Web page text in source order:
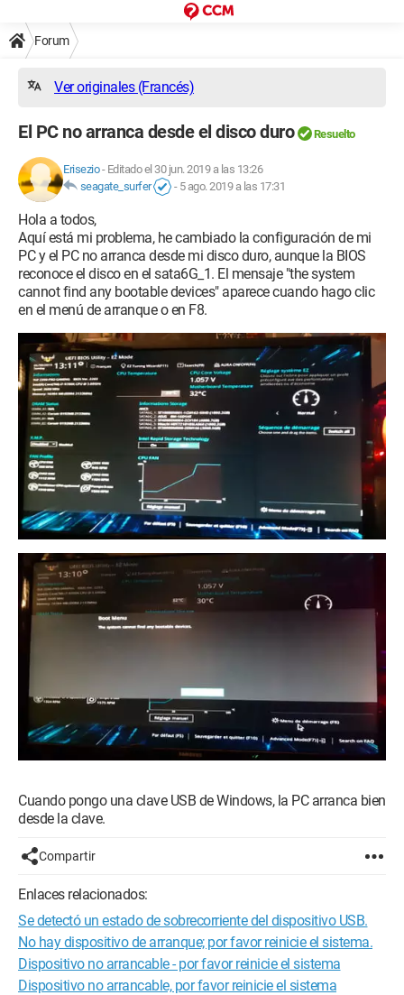
Forum
Ver originales (Francés)
El PC no arranca desde el disco duro Resuelto
Erisezio- Editado el 30 jun. 2019 a las 13:26
seagate_surfer
- 5 ago. 2019 a las 17:31
Hola a todos,
Aquí está mi problema, he cambiado la configuración de mi
PC y el PC no arranca desde mi disco duro, aunque la BIOS
reconoce el disco en el sata6G_1. El mensaje "the system
cannot find any bootable devices" aparece cuando hago clic
en el menú de arranque o en F8.
Cuando pongo una clave USB de Windows, la PC arranca bien
desde la clave.
Compartir
Enlaces relacionados:
Se detectó un estado de sobrecorriente del dispositivo USB.
No hay dispositivo de arranque; por favor reinicie el sistema.
Dispositivo no arrancable - por favor reinicie el sistema
Dispositivo no arrancable, por favor reinicie el sistema